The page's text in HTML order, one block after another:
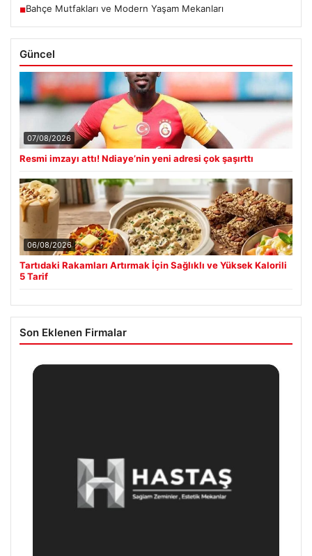
■Bahçe Mutfakları ve Modern Yaşam Mekanları
Güncel
07/08/2026
Resmi imzayı attı! Ndiaye’nin yeni adresi çok şaşırttı
06/08/2026
Tartıdaki Rakamları Artırmak İçin Sağlıklı ve Yüksek Kalorili
5 Tarif
Son Eklenen Firmalar